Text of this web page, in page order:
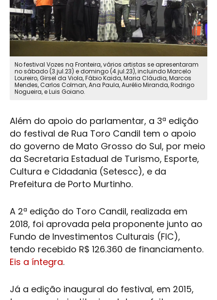
No festival Vozes na Fronteira, vários artistas se apresentaram
no sábado (3.jul.23) e domingo (4.jul.23), incluindo Marcelo
Loureiro, Girsel da Viola, Fábio Kaida, Maria Cláudia, Marcos
Mendes, Carlos Colman, Ana Paula, Aurélio Miranda, Rodrigo
Nogueira, e Luis Goiano.
Além do apoio do parlamentar, a 3ª edição
do festival de Rua Toro Candil tem o apoio
do governo de Mato Grosso do Sul, por meio
da Secretaria Estadual de Turismo, Esporte,
Cultura e Cidadania (Setescc), e da
Prefeitura de Porto Murtinho.
A 2ª edição do Toro Candil, realizada em
2018, foi aprovada pela proponente junto ao
Fundo de Investimentos Culturais (FIC),
tendo recebido R$ 126.360 de financiamento.
Eis a íntegra.
Já a edição inaugural do festival, em 2015,